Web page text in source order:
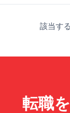
該当す
転職